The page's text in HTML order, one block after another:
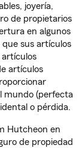
joyería,
de propietarios
en algunos
que sus artículos
artículos
artículos
mundo (perfecta
o pérdida.
Hutcheon en
de propiedad